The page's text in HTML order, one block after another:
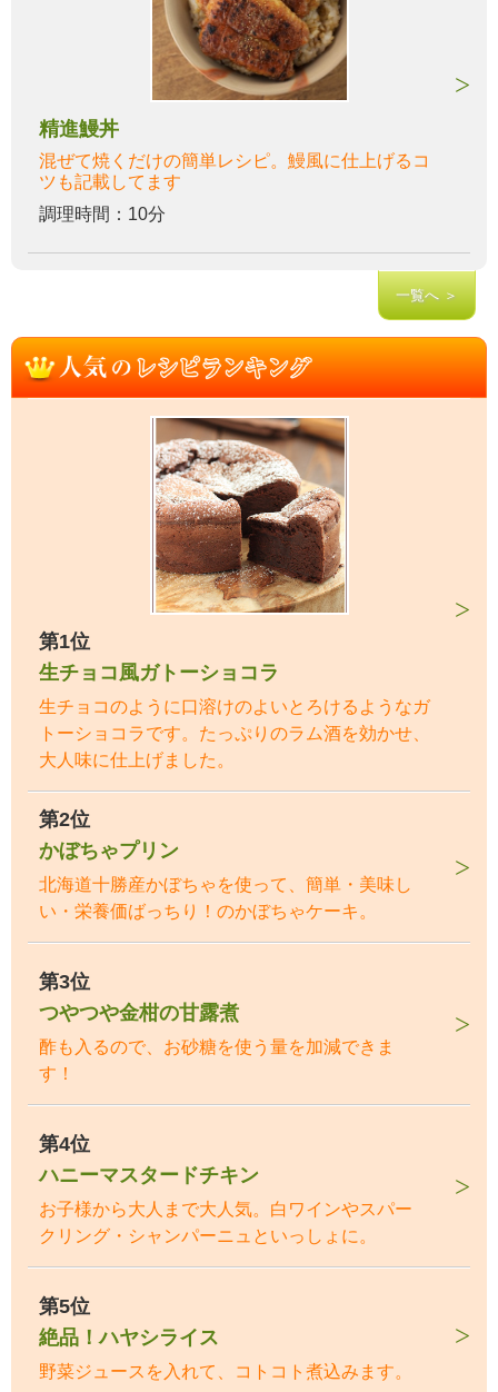
精進鰻丼
混ぜて焼くだけの簡単レシピ。鰻風に仕上げるコ
ツも記載してます
調理時間：10分
一覧へ ＞
第1位
生チョコ風ガトーショコラ
生チョコのように口溶けのよいとろけるようなガ
トーショコラです。たっぷりのラム酒を効かせ、
大人味に仕上げました。
第2位
かぼちゃプリン
北海道十勝産かぼちゃを使って、簡単・美味し
い・栄養価ばっちり！のかぼちゃケーキ。
第3位
つやつや金柑の甘露煮
酢も入るので、お砂糖を使う量を加減できま
す！
第4位
ハニーマスタードチキン
お子様から大人まで大人気。白ワインやスパー
クリング・シャンパーニュといっしょに。
第5位
絶品！ハヤシライス
野菜ジュースを入れて、コトコト煮込みます。